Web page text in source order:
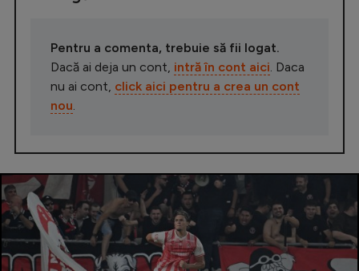
Pentru a comenta, trebuie să fii logat.
Dacă ai deja un cont, intră în cont aici . Daca
nu ai cont, click aici pentru a crea un cont
nou